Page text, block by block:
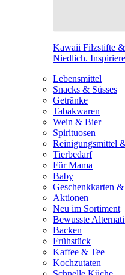
Kawaii Filzstifte &
Niedlich.
Lebensmittel
Snacks & Süsses
Getränke
Tabakwaren
Wein & Bier
Spirituosen
Reinigungsmittel
Tierbedarf
Für Mama
Baby
Geschenkkarten
Aktionen
Neu im Sortiment
Bewusste
Backen
Frühstück
Kaffee & Tee
Kochzutaten